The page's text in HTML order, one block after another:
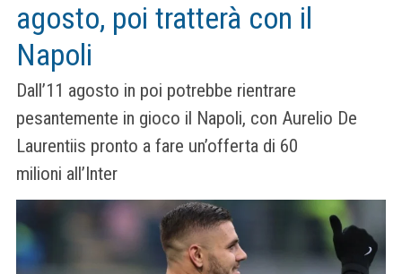
agosto, poi tratterà con il
Napoli
Dall’11 agosto in poi potrebbe rientrare
pesantemente in gioco il Napoli, con Aurelio De
Laurentiis pronto a fare un’offerta di 60
milioni all’Inter